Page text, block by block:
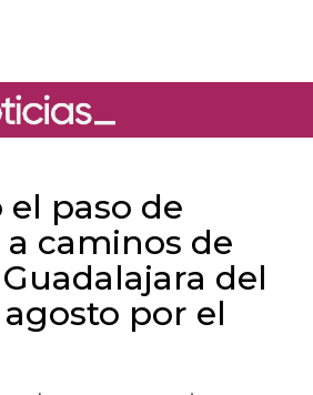
paso de
caminos de
del
agosto por el